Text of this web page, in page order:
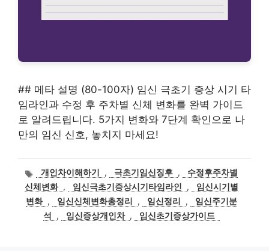
## 메타 설명 (80-100자) 임신 극초기 증상 시기 타
임라인과 수정 후 주차별 신체 변화를 완벽 가이드
로 알려드립니다. 5가지 변화와 7단계 확인으로 나
만의 임신 신호, 놓치지 마세요!
태
그
개인차이해하기 , 극초기임신징후 ,
수정후주차별
신체변화 , 임신극초기증상시기타임라인 ,
임신시기별
변화 , 임신신체변화총정리 , 임신정리 ,
임신주기분
석
, 임신증상개인차 , 임신초기증상가이드